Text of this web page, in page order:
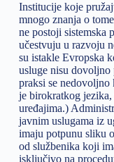
Institucije koje
mnogo znanja o
ne postoji sistemska
učestvuju u razvoju
su istakle Evropska
usluge nisu dovoljno
praksi se nedovoljno
je birokratkog
uređajima.)
javnim uslugama iz
imaju potpunu sliku
od službenika koji
isključivo na